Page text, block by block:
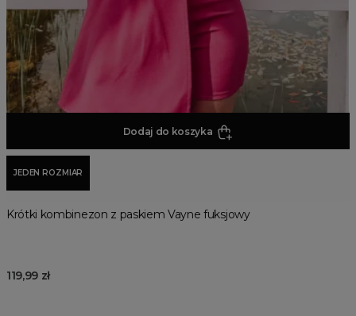
Dodaj do koszyka
JEDEN ROZMIAR
Krótki kombinezon z paskiem Vayne fuksjowy
119,99 zł